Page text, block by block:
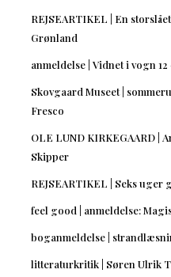
REJSEARTIKEL | En
Grønland
anmeldelse | Vidnet i vogn
Skovgaard Museet |
Fresco
OLE LUND KIRKEGAARD |
Skipper
REJSEARTIKEL | Seks uger
feel good | anmeldelse:
boganmeldelse |
litteraturkritik | Søren Ulrik